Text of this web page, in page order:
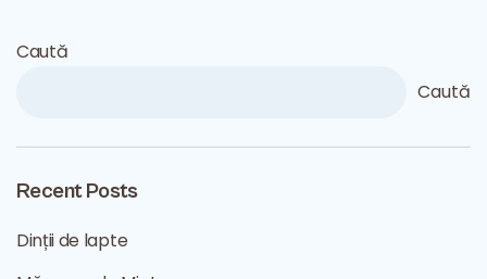
Caută
Caută
Recent Posts
Dinții de lapte